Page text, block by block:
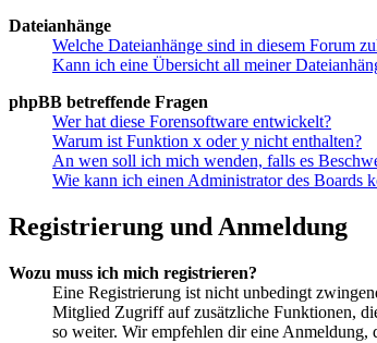
Dateianhänge
Welche Dateianhänge sind in diesem Forum
Kann ich eine Übersicht all meiner
phpBB betreffende Fragen
Wer hat diese Forensoftware entwickelt?
Warum ist Funktion x oder y nicht enthalten?
An wen soll ich mich wenden, falls es
Wie kann ich einen Administrator des Boards
Registrierung und Anmeldung
Wozu muss ich mich registrieren?
Eine Registrierung ist nicht unbedingt
Mitglied Zugriff auf zusätzliche Funktionen,
so weiter. Wir empfehlen dir eine Anmeldung,